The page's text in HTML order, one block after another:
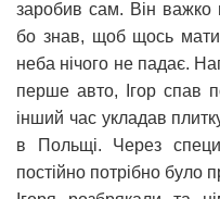
заробив сам. Він важко
бо знав, щоб щось
неба нічого не падає.
перше авто, Ігор спав
інший час укладав
в Польщі. Через
постійно потрібно було